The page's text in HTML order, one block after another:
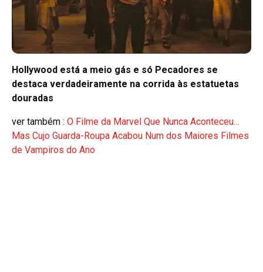
Hollywood está a meio gás e só Pecadores se
destaca verdadeiramente na corrida às estatuetas
douradas
ver também : O Filme da Marvel Que Nunca Aconteceu…
Mas Cujo Guarda-Roupa Acabou Num dos Maiores Filmes
de Vampiros do Ano